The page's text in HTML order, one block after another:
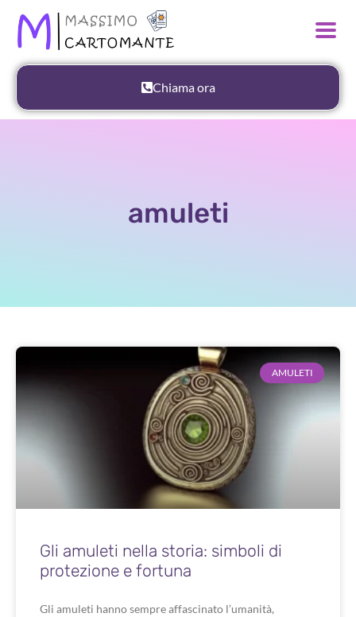
Chiama ora
amuleti
AMULETI
Gli amuleti nella storia: simboli di
protezione e fortuna
Gli amuleti hanno sempre affascinato l’umanità,